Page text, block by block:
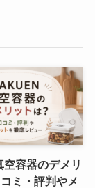
容器のデメリ
ミ・評判やメ